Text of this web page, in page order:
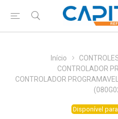
Início
CONTROLADOR
CONTROLADOR
Disponível